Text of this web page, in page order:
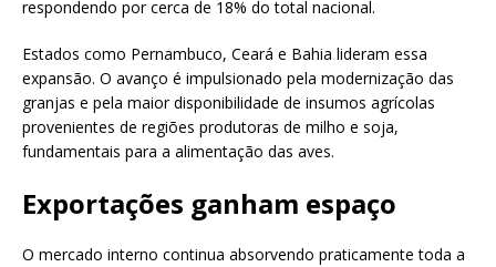
respondendo por cerca de 18% do total nacional.
Estados como Pernambuco, Ceará e Bahia lideram essa
expansão. O avanço é impulsionado pela modernização das
granjas e pela maior disponibilidade de insumos agrícolas
provenientes de regiões produtoras de milho e soja,
fundamentais para a alimentação das aves.
Exportações ganham espaço
O mercado interno continua absorvendo praticamente toda a